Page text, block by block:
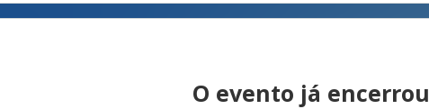
O evento já encerrou